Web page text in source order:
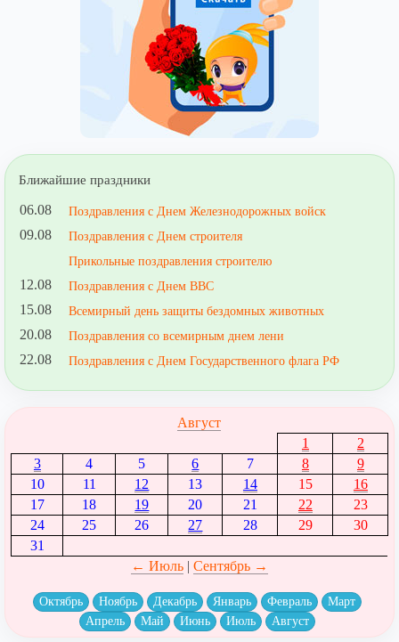
Ближайшие праздники
06.08 Поздравления с Днем Железнодорожных войск
09.08
Поздравления с Днем строителя
Прикольные поздравления строителю
12.08 Поздравления с Днем ВВС
15.08 Всемирный день защиты бездомных животных
20.08 Поздравления со всемирным днем лени
22.08 Поздравления с Днем Государственного флага РФ
Август
1
2
3
4 5 6 7 8
9
10
11 12 13 14 15
16
17
18 19 20 21 22
23
24
25 26 27 28 29
30
31
← Июль| Сентябрь →
Октябрь Ноябрь Декабрь Январь Февраль
Март
Апрель
Май Июнь Июль Август